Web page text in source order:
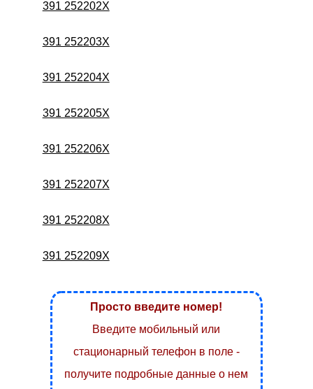
391 252202X
391 252203X
391 252204X
391 252205X
391 252206X
391 252207X
391 252208X
391 252209X
Просто введите номер!
Введите мобильный или
стационарный телефон в поле -
получите подробные данные о нем